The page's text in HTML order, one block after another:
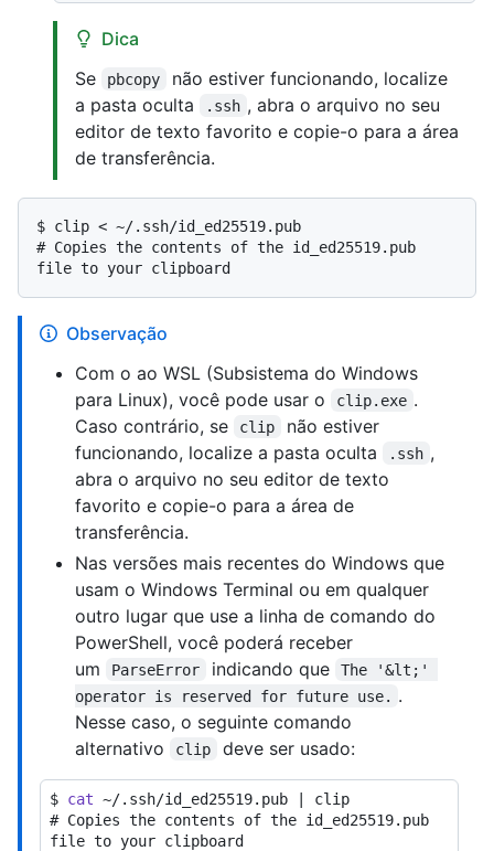
Dica
Se
pbcopy
não estiver funcionando, localize
a pasta oculta
.ssh , abra o arquivo no seu
editor de texto favorito e copie-o para a área
de transferência.
$ clip < ~/.ssh/id_ed25519.pub
# Copies the contents of the id_ed25519.pub
file to your clipboard
Observação
Com o ao WSL (Subsistema do Windows
para Linux), você pode usar o
clip.exe .
Caso contrário, se
clip
não estiver
funcionando, localize a pasta oculta
.ssh ,
abra o arquivo no seu editor de texto
favorito e copie-o para a área de
transferência.
Nas versões mais recentes do Windows que
usam o Windows Terminal ou em qualquer
outro lugar que use a linha de comando do
PowerShell, você poderá receber
um
ParseError indicando que
The '&lt;'
operator is reserved for future use. .
Nesse caso, o seguinte comando
alternativo
clip deve ser usado:
$ cat ~/.ssh/id_ed25519.pub | clip
# Copies the contents of the id_ed25519.pub
file to your clipboard